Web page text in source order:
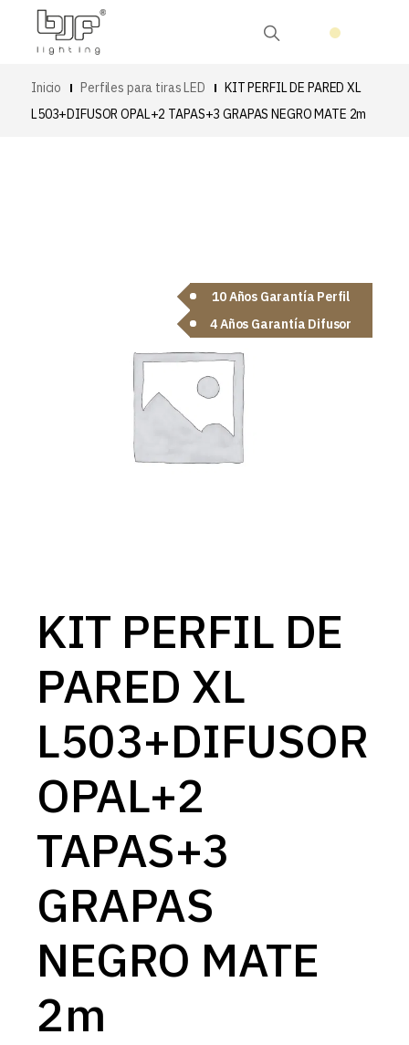
Inicio Perfiles para tiras LED
KIT PERFIL DE PARED XL
L503+DIFUSOR OPAL+2 TAPAS+3 GRAPAS NEGRO MATE 2m
10 Años Garantía Perfil
4 Años Garantía Difusor
KIT PERFIL DE
PARED XL
L503+DIFUSOR
OPAL+2
TAPAS+3
GRAPAS
NEGRO MATE
2m